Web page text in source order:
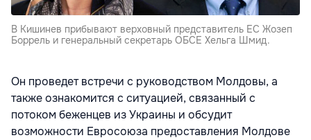
В Кишинев прибывают верховный представитель ЕС Жозеп
Боррель и генеральный секретарь ОБСЕ Хельга Шмид.
Он проведет встречи с руководством Молдовы, а
также ознакомится с ситуацией, связанный с
потоком беженцев из Украины и обсудит
возможности Евросоюза предоставления Молдове